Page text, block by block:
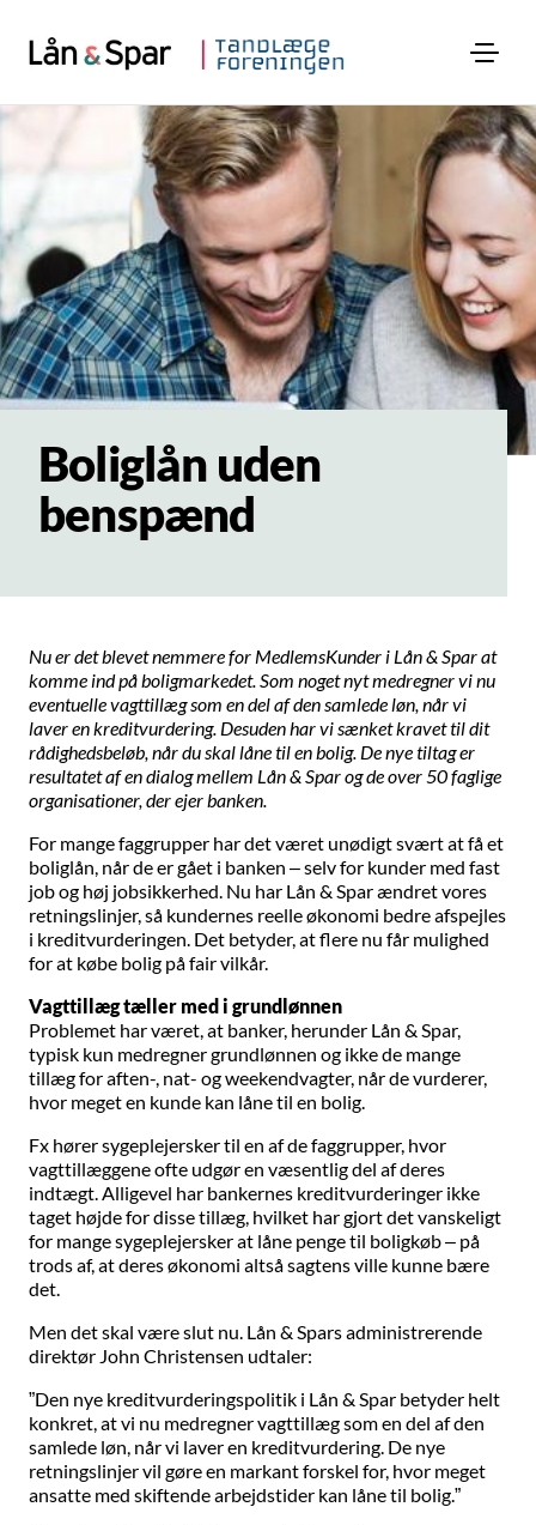
Boliglån uden
benspænd
Nu er det blevet nemmere for MedlemsKunder i Lån & Spar at
komme ind på boligmarkedet. Som noget nyt medregner vi nu
eventuelle vagttillæg som en del af den samlede løn, når vi
laver en kreditvurdering. Desuden har vi sænket kravet til dit
rådighedsbeløb, når du skal låne til en bolig. De nye tiltag er
resultatet af en dialog mellem Lån & Spar og de over 50 faglige
organisationer, der ejer banken.
For mange faggrupper har det været unødigt svært at få et
boliglån, når de er gået i banken – selv for kunder med fast
job og høj jobsikkerhed. Nu har Lån & Spar ændret vores
retningslinjer, så kundernes reelle økonomi bedre afspejles
i kreditvurderingen. Det betyder, at flere nu får mulighed
for at købe bolig på fair vilkår.
Vagttillæg tæller med i grundlønnen
Problemet har været, at banker, herunder Lån & Spar,
typisk kun medregner grundlønnen og ikke de mange
tillæg for aften-, nat- og weekendvagter, når de vurderer,
hvor meget en kunde kan låne til en bolig.
Fx hører sygeplejersker til en af de faggrupper, hvor
vagttillæggene ofte udgør en væsentlig del af deres
indtægt. Alligevel har bankernes kreditvurderinger ikke
taget højde for disse tillæg, hvilket har gjort det vanskeligt
for mange sygeplejersker at låne penge til boligkøb – på
trods af, at deres økonomi altså sagtens ville kunne bære
det.
Men det skal være slut nu. Lån & Spars administrerende
direktør John Christensen udtaler:
”Den nye kreditvurderingspolitik i Lån & Spar betyder helt
konkret, at vi nu medregner vagttillæg som en del af den
samlede løn, når vi laver en kreditvurdering. De nye
retningslinjer vil gøre en markant forskel for, hvor meget
ansatte med skiftende arbejdstider kan låne til bolig.”